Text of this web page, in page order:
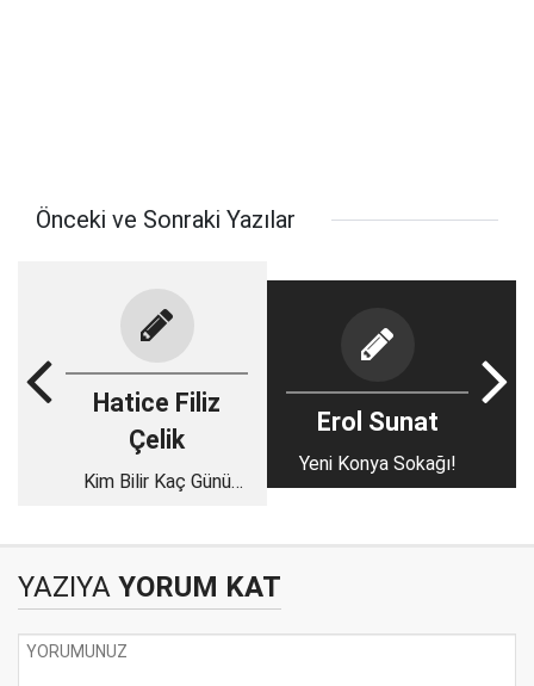
Önceki ve Sonraki Yazılar
Hatice Filiz
Çelik
Kim Bilir Kaç Günü
Erol Sunat
Yeni Konya Sokağı!
YAZIYA YORUM KAT